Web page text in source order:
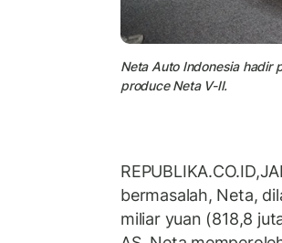
Neta Auto Indonesia hadir
produce Neta V-II.
bermasalah, Neta,
miliar yuan (818,8